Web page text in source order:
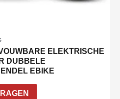
ELEKTRISCHE
DUBBELE
EBIKE